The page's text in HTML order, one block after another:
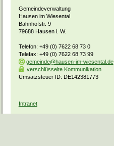
Gemeindeverwaltung
Hausen im Wiesental
Bahnhofstr. 9
79688 Hausen i. W.
Telefon: +49 (0) 7622 68 73 0
Telefax: +49 (0) 7622 68 73 99
gemeinde@hausen-im-wiesental.de
verschlüsselte Kommunikation
Umsatzsteuer ID: DE142381773
Intranet